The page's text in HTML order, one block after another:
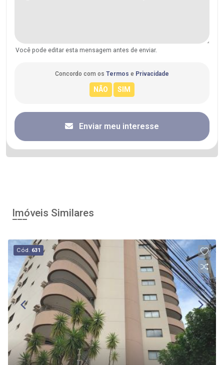
Você pode editar esta mensagem antes de enviar.
Concordo com os Termos e Privacidade
Enviar meu interesse
Imóveis Similares
Cód. 631